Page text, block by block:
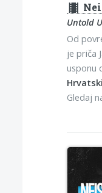
theaters
Untold
Od
je priča
usponu
Gledaj